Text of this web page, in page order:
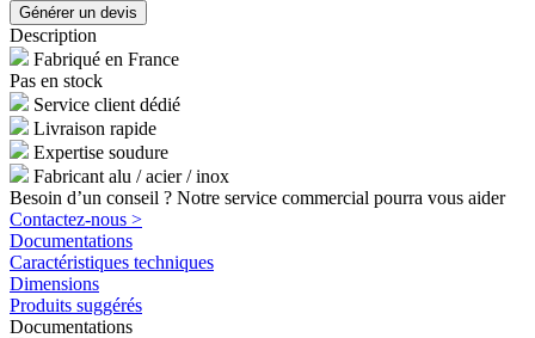
Description
Fabriqué en France
Pas en stock
Service client dédié
Livraison rapide
Expertise soudure
Fabricant alu / acier / inox
Besoin d’un conseil ? Notre service commercial pourra vous aider
Contactez-nous >
Documentations
Caractéristiques techniques
Dimensions
Produits suggérés
Documentations